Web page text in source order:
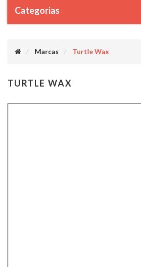
Categorias
Marcas Turtle Wax
TURTLE WAX